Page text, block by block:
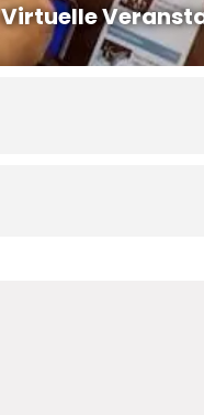
Virtuelle